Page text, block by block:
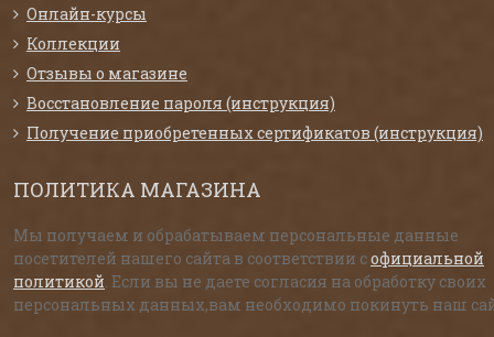
Онлайн-курсы
Коллекции
Отзывы о магазине
Восстановление пароля (инструкция)
Получение приобретенных сертификатов (инструкция)
ПОЛИТИКА МАГАЗИНА
Мы получаем и обрабатываем персональные данные
посетителей нашего сайта в соответствии софициальной
политикой . Если вы не даете согласия на обработку своих
персональных данных,вам необходимо покинуть наш